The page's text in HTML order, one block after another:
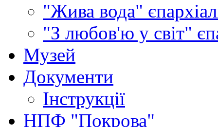
"Жива вода"
"З любов'ю у світ"
Музей
Документи
Інструкції
НПФ "Покрова"